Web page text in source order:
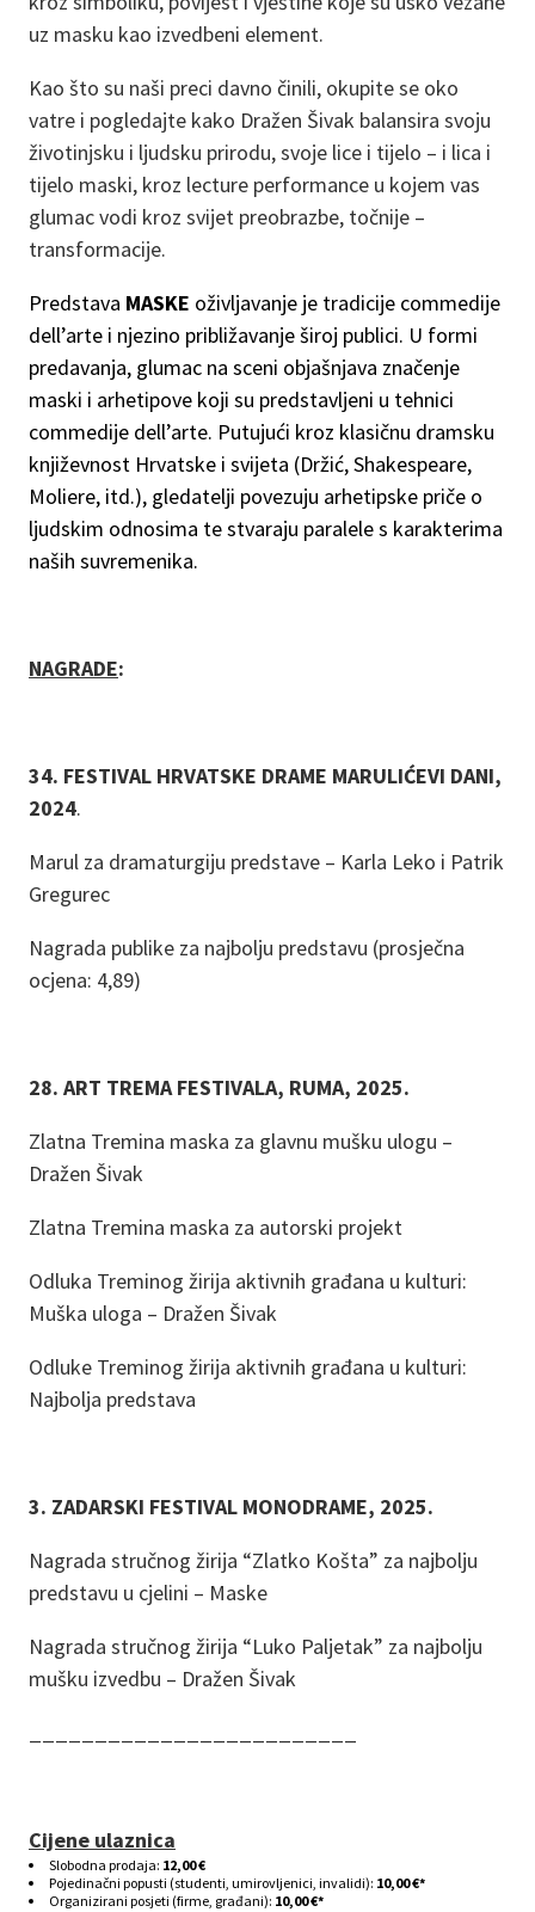
uz masku kao izvedbeni element.
Kao što su naši preci davno činili, okupite se oko
vatre i pogledajte kako Dražen Šivak balansira svoju
životinjsku i ljudsku prirodu, svoje lice i tijelo – i lica i
tijelo maski, kroz lecture performance u kojem vas
glumac vodi kroz svijet preobrazbe, točnije –
transformacije.
Predstava MASKE oživljavanje je tradicije commedije
dell’arte i njezino približavanje široj publici. U formi
predavanja, glumac na sceni objašnjava značenje
maski i arhetipove koji su predstavljeni u tehnici
commedije dell’arte. Putujući kroz klasičnu dramsku
književnost Hrvatske i svijeta (Držić, Shakespeare,
Moliere, itd.), gledatelji povezuju arhetipske priče o
ljudskim odnosima te stvaraju paralele s karakterima
naših suvremenika.
NAGRADE:
34. FESTIVAL HRVATSKE DRAME MARULIĆEVI DANI,
2024.
Marul za dramaturgiju predstave – Karla Leko i Patrik
Gregurec
Nagrada publike za najbolju predstavu (prosječna
ocjena: 4,89)
28. ART TREMA FESTIVALA, RUMA, 2025.
Zlatna Tremina maska za glavnu mušku ulogu –
Dražen Šivak
Zlatna Tremina maska za autorski projekt
Odluka Treminog žirija aktivnih građana u kulturi:
Muška uloga – Dražen Šivak
Odluke Treminog žirija aktivnih građana u kulturi:
Najbolja predstava
3. ZADARSKI FESTIVAL MONODRAME, 2025.
Nagrada stručnog žirija “Zlatko Košta” za najbolju
predstavu u cjelini – Maske
Nagrada stručnog žirija “Luko Paljetak” za najbolju
mušku izvedbu – Dražen Šivak
Cijene ulaznica
Slobodna prodaja: 12,00 €
Pojedinačni popusti (studenti, umirovljenici, invalidi): 10,00 €*
Organizirani posjeti (firme, građani): 10,00 €*